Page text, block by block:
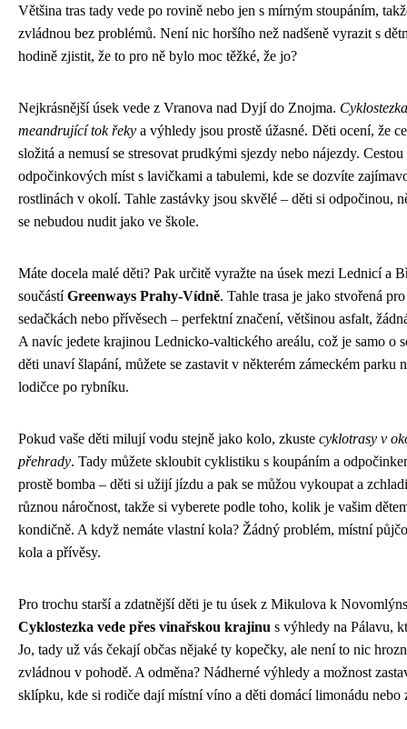
Většina tras tady vede po rovině nebo jen s mírným stoupáním,
zvládnou bez problémů. Není nic horšího než nadšeně vyrazit s
hodině zjistit, že to pro ně bylo moc těžké, že jo?
Nejkrásnější úsek vede z Vranova nad Dyjí do Znojma.
meandrující tok řeky a výhledy jsou prostě úžasné. Děti ocení, že
složitá a nemusí se stresovat prudkými sjezdy nebo nájezdy. Cestou
odpočinkových míst s lavičkami a tabulemi, kde se dozvíte
rostlinách v okolí. Tahle zastávky jsou skvělé – děti si odpočinou,
se nebudou nudit jako ve škole.
Máte docela malé děti? Pak určitě vyražte na úsek mezi Lednicí a
součástíGreenways Prahy-Vídně. Tahle trasa je jako stvořená
sedačkách nebo přívěsech – perfektní značení, většinou asfalt,
A navíc jedete krajinou Lednicko-valtického areálu, což je samo o
děti unaví šlapání, můžete se zastavit v některém zámeckém parku
lodičce po rybníku.
Pokud vaše děti milují vodu stejně jako kolo, zkuste cyklotrasy v
přehrady. Tady můžete skloubit cyklistiku s koupáním a
prostě bomba – děti si užijí jízdu a pak se můžou vykoupat a
různou náročnost, takže si vyberete podle toho, kolik je vašim
kondičně. A když nemáte vlastní kola? Žádný problém, místní
kola a přívěsy.
Pro trochu starší a zdatnější děti je tu úsek z Mikulova k
Cyklostezka vede přes vinařskou krajinu s výhledy na Pálavu,
Jo, tady už vás čekají občas nějaké ty kopečky, ale není to nic
zvládnou v pohodě. A odměna? Nádherné výhledy a možnost
sklípku, kde si rodiče dají místní víno a děti domácí limonádu nebo